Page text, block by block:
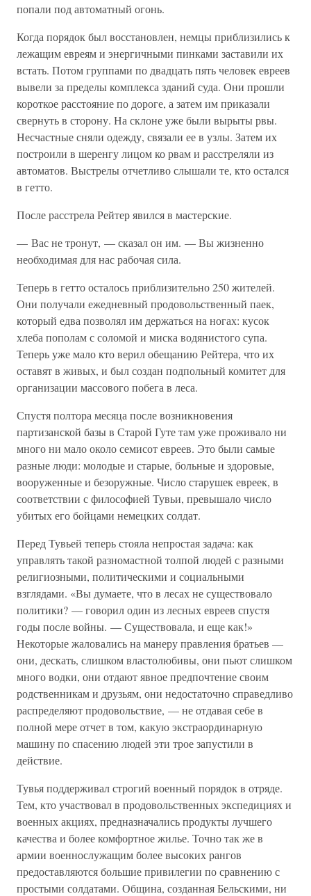
попали под автоматный огонь.
Когда порядок был восстановлен, немцы приблизились к
лежащим евреям и энергичными пинками заставили их
встать. Потом группами по двадцать пять человек евреев
вывели за пределы комплекса зданий суда. Они прошли
короткое расстояние по дороге, а затем им приказали
свернуть в сторону. На склоне уже были вырыты рвы.
Несчастные сняли одежду, связали ее в узлы. Затем их
построили в шеренгу лицом ко рвам и расстреляли из
автоматов. Выстрелы отчетливо слышали те, кто остался
в гетто.
После расстрела Рейтер явился в мастерские.
— Вас не тронут, — сказал он им. — Вы жизненно
необходимая для нас рабочая сила.
Теперь в гетто осталось приблизительно 250 жителей.
Они получали ежедневный продовольственный паек,
который едва позволял им держаться на ногах: кусок
хлеба пополам с соломой и миска водянистого супа.
Теперь уже мало кто верил обещанию Рейтера, что их
оставят в живых, и был создан подпольный комитет для
организации массового побега в леса.
Спустя полтора месяца после возникновения
партизанской базы в Старой Гуте там уже проживало ни
много ни мало около семисот евреев. Это были самые
разные люди: молодые и старые, больные и здоровые,
вооруженные и безоружные. Число старушек евреек, в
соответствии с философией Тувьи, превышало число
убитых его бойцами немецких солдат.
Перед Тувьей теперь стояла непростая задача: как
управлять такой разномастной толпой людей с разными
религиозными, политическими и социальными
взглядами. «Вы думаете, что в лесах не существовало
политики? — говорил один из лесных евреев спустя
годы после войны. — Существовала, и еще как!»
Некоторые жаловались на манеру правления братьев —
они, дескать, слишком властолюбивы, они пьют слишком
много водки, они отдают явное предпочтение своим
родственникам и друзьям, они недостаточно справедливо
распределяют продовольствие, — не отдавая себе в
полной мере отчет в том, какую экстраординарную
машину по спасению людей эти трое запустили в
действие.
Тувья поддерживал строгий военный порядок в отряде.
Тем, кто участвовал в продовольственных экспедициях и
военных акциях, предназначались продукты лучшего
качества и более комфортное жилье. Точно так же в
армии военнослужащим более высоких рангов
предоставляются большие привилегии по сравнению с
простыми солдатами. Община, созданная Бельскими, ни